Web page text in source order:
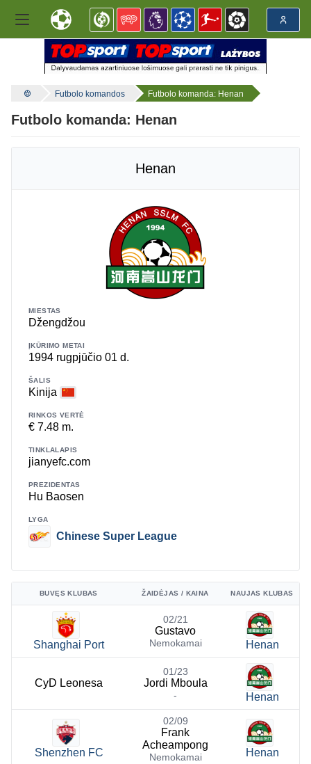
Futbolo komandos Futbolo komanda: Henan
Futbolo komanda: Henan
Henan
MIESTAS
Džengdžou
ĮKŪRIMO METAI
1994 rugpjūčio 01 d.
ŠALIS
Kinija
RINKOS VERTĖ
€ 7.48 m.
TINKLALAPIS
jianyefc.com
PREZIDENTAS
Hu Baosen
LYGA
Chinese Super League
BUVĘS KLUBAS ŽAIDĖJAS / KAINA NAUJAS KLUBAS
Shanghai Port
02/21
Gustavo
Nemokamai Henan
CyD Leonesa
01/23
Jordi Mboula
- Henan
Shenzhen FC
02/09
Frank
Acheampong
Nemokamai Henan